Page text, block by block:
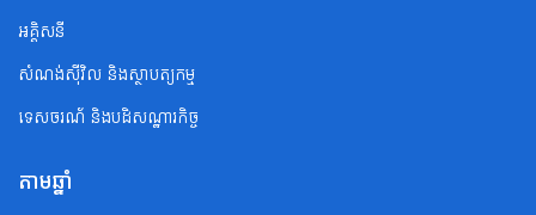
អគ្គិសនី
សំណង់ស៊ីវិល និងស្ថាបត្យកម្ម
ទេសចរណ័ និងបដិសណ្ឋារកិច្ច
តាមឆ្នាំ